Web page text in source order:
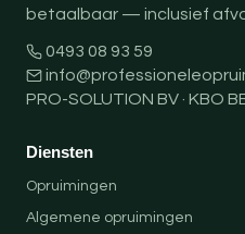
betaalbaar — inclusief
0493 08 93 59
PRO-SOLUTION BV · KBO
Diensten
Opruimingen
Algemene opruimingen